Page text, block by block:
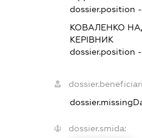
dossier.position -
КОВАЛЕНКО
КЕРІВНИК
dossier.position -
dossier.smida: